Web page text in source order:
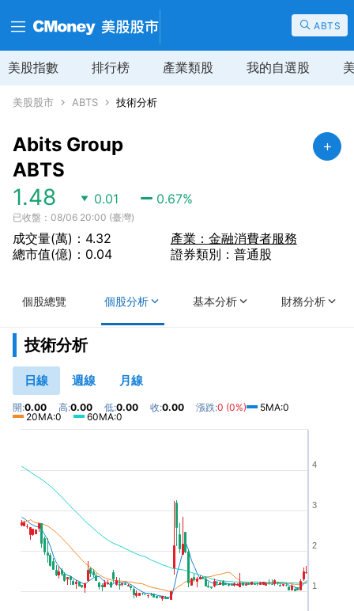
ABTS
美股指數 排行榜 產業類股 我的自選股
美股股市 ABTS 技術分析
Abits Group
ABTS
1.48 0.01 0.67%
已收盤：08/06 20:00 (臺灣)
成交量(萬)：4.32
總市值(億)：0.04
產業：金融消費者服務
證券類別：普通股
個股總覽 個股分析 基本分析 財務分析
技術分析
日線 週線 月線
開:0.00 高:0.00 低:0.00 收:0.00 漲跌:0 (0%)
5MA:0
20MA:0
60MA:0
1
2
3
4